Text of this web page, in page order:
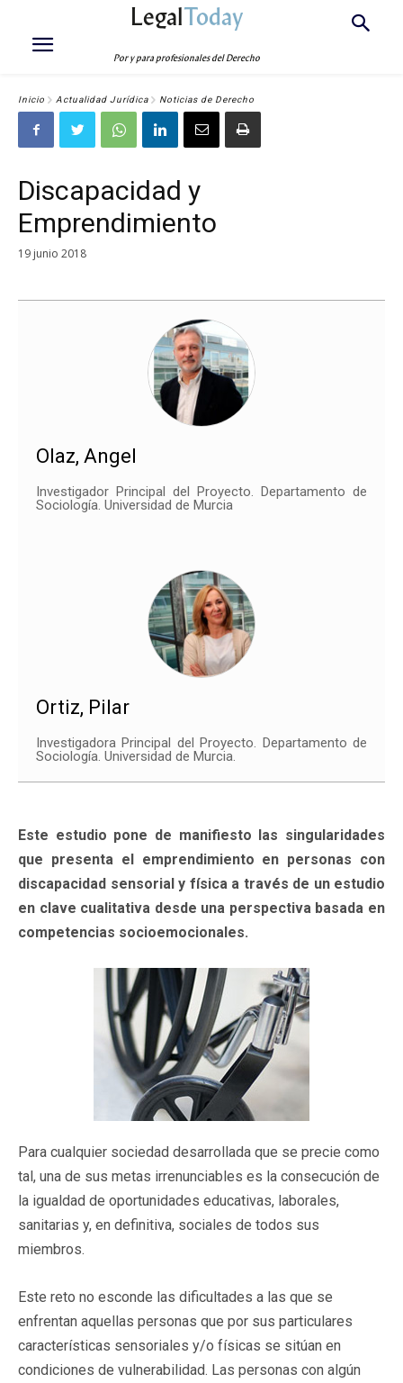
LegalToday
Por y para profesionales del Derecho
Inicio Actualidad Jurídica Noticias de Derecho
Discapacidad y
Emprendimiento
19 junio 2018
Olaz, Angel
Investigador Principal del Proyecto. Departamento de
Sociología. Universidad de Murcia
Ortiz, Pilar
Investigadora Principal del Proyecto. Departamento de
Sociología. Universidad de Murcia.
Este estudio pone de manifiesto las singularidades
que presenta el emprendimiento en personas con
discapacidad sensorial y física a través de un estudio
en clave cualitativa desde una perspectiva basada en
competencias socioemocionales.
Para cualquier sociedad desarrollada que se precie como
tal, una de sus metas irrenunciables es la consecución de
la igualdad de oportunidades educativas, laborales,
sanitarias y, en definitiva, sociales de todos sus
miembros.
Este reto no esconde las dificultades a las que se
enfrentan aquellas personas que por sus particulares
características sensoriales y/o físicas se sitúan en
condiciones de vulnerabilidad. Las personas con algún